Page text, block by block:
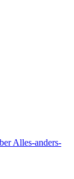
Alles-anders-